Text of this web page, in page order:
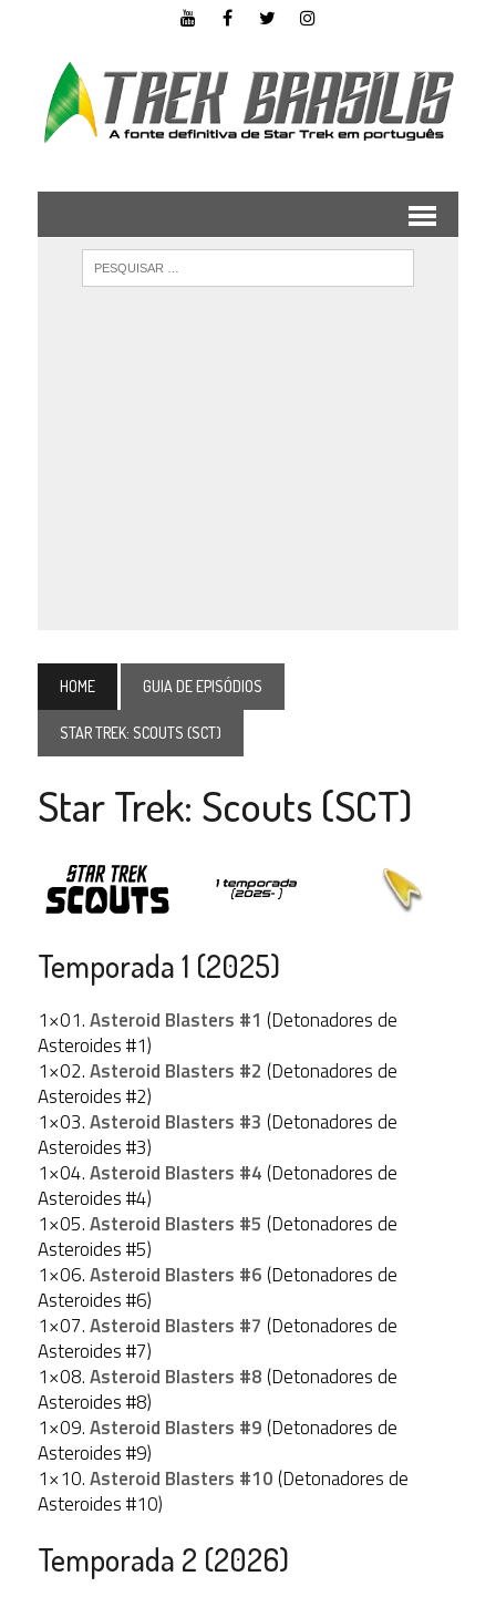
HOME GUIA DE EPISÓDIOS
STAR TREK: SCOUTS (SCT)
Star Trek: Scouts (SCT)
Temporada 1 (2025)
1×01.Asteroid Blasters #1 (Detonadores de
Asteroides #1)
1×02.Asteroid Blasters #2 (Detonadores de
Asteroides #2)
1×03.Asteroid Blasters #3 (Detonadores de
Asteroides #3)
1×04.Asteroid Blasters #4 (Detonadores de
Asteroides #4)
1×05.Asteroid Blasters #5 (Detonadores de
Asteroides #5)
1×06.Asteroid Blasters #6 (Detonadores de
Asteroides #6)
1×07.Asteroid Blasters #7 (Detonadores de
Asteroides #7)
1×08.Asteroid Blasters #8 (Detonadores de
Asteroides #8)
1×09.Asteroid Blasters #9 (Detonadores de
Asteroides #9)
1×10.Asteroid Blasters #10 (Detonadores de
Asteroides #10)
Temporada 2 (2026)